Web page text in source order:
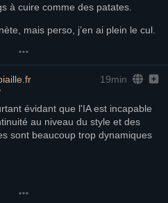
à cuire comme des patates.
mais perso, j’en ai plein le cul.
19min
évidant que l'IA est incapable
au niveau du style et des
sont beaucoup trop dynamiques